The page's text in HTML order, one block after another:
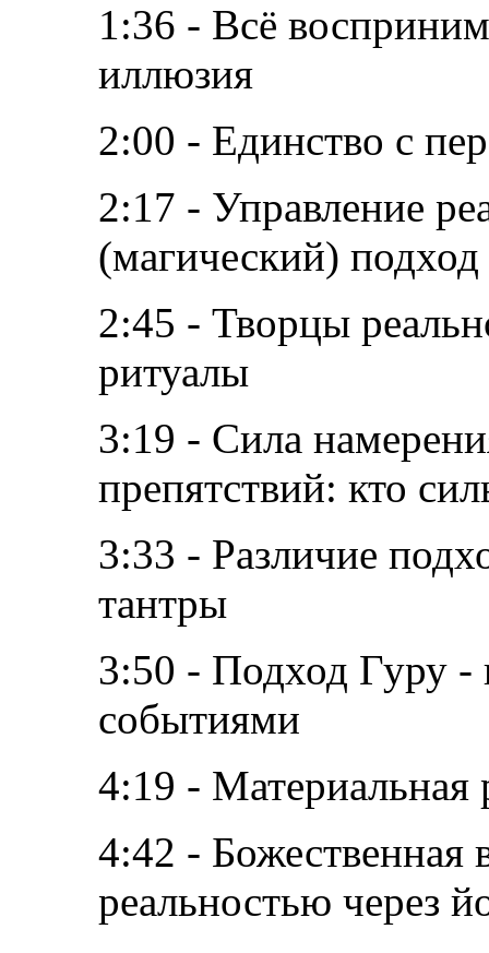
1:36 - Всё
иллюзия
2:00 - Единство с
2:17 - Управление
(магический) подход
2:45 - Творцы
ритуалы
3:19 - Сила
препятствий: кто
3:33 - Различие
тантры
3:50 - Подход Гуру -
событиями
4:19 - Материальная
4:42 - Божественная
реальностью через